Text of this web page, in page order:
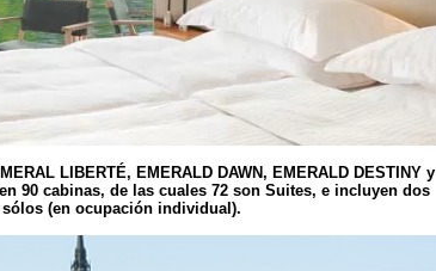
LIBERTÉ, EMERALD DAWN, EMERALD DESTINY y
90 cabinas, de las cuales 72 son Suites, e incluyen dos
(en ocupación individual).